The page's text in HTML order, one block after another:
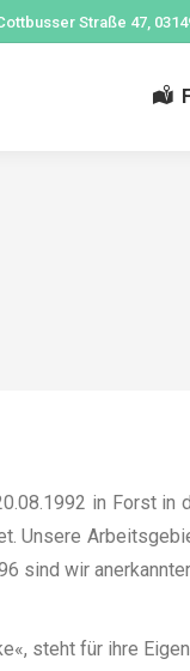
Straße 47,
in Forst
Unsere
sind wir
steht für ihre